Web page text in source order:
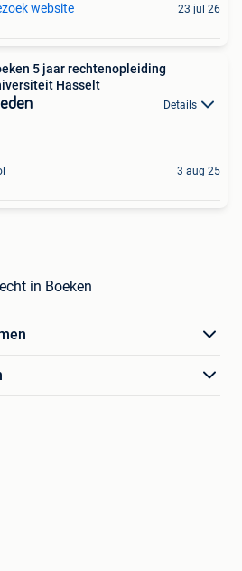
website 23 jul 26
5 jaar rechtenopleiding
Hasselt
Details
3 aug 25
in Boeken